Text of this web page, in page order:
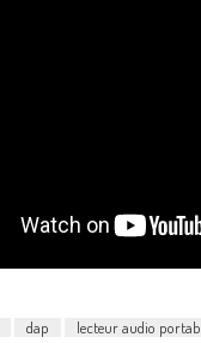
dap lecteur audio